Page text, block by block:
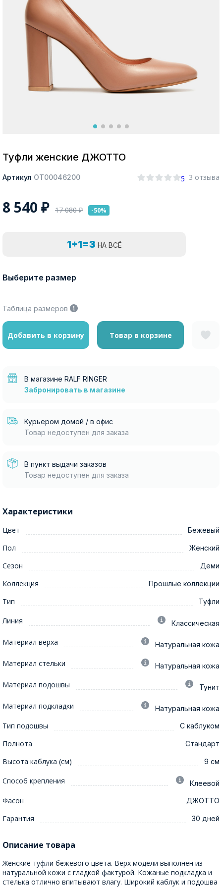
Москва
Да, все верно Изменить город
Туфли женские ДЖОТТО
Артикул ОТ00046200 5 3 отзыва
8 540 ₽ 17 080₽ -50%
1+1=3 НА ВСЁ
Выберите размер
Таблица размеров
Добавить в корзину Товар в корзине
В магазине RALF RINGER
Забронировать в магазине
Курьером домой / в офис
Товар недоступен для заказа
В пункт выдачи заказов
Товар недоступен для заказа
Характеристики
Цвет Бежевый
Пол Женский
Сезон Деми
Коллекция Прошлые коллекции
Тип Туфли
Линия Классическая
Материал верха Натуральная кожа
Материал стельки Натуральная кожа
Материал подошвы Тунит
Материал подкладки Натуральная кожа
Тип подошвы С каблуком
Полнота Стандарт
Высота каблука (см) 9 см
Способ крепления Клеевой
Фасон ДЖОТТО
Гарантия 30 дней
Описание товара
Женские туфли бежевого цвета. Верх модели выполнен из
натуральной кожи с гладкой фактурой. Кожаные подкладка и
стелька отлично впитывают влагу. Широкий каблук и подошва